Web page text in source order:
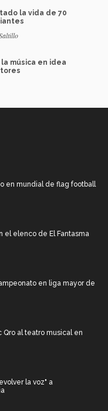
la vida de 70
música en idea
en mundial de flag football
el elenco de El Fantasma
en liga mayor de
Qro al teatro musical en
la voz" a